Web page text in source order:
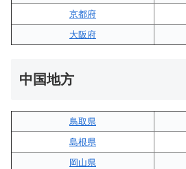
京都府
大阪府
中国地方
鳥取県
島根県
岡山県